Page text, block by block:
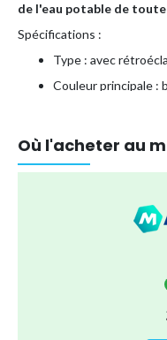
de l'eau potable de
Spécifications :
Type : avec
Couleur principale :
Plage de mesure du
Plage de mesure
Plage de mesure
Mesure de la salinité
Plage de mesure
Plage de mesure
Plage de mesure
Où l'acheter au